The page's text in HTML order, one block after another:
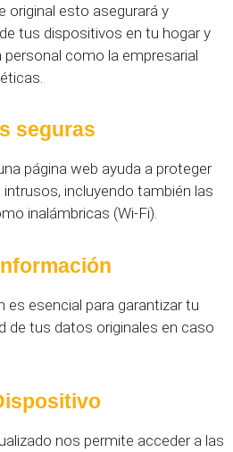
original esto asegurará y
tus dispositivos en tu hogar y
como la empresarial
seguras
página web ayuda a proteger
incluyendo también las
inalámbricas (Wi-Fi).
es esencial para garantizar tu
de tus datos originales en caso
nos permite acceder a las